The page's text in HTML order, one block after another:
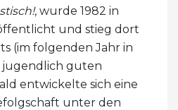
, wurde 1982 in
und stieg dort
(im folgenden Jahr in
jugendlich guten
entwickelte sich eine
unter den